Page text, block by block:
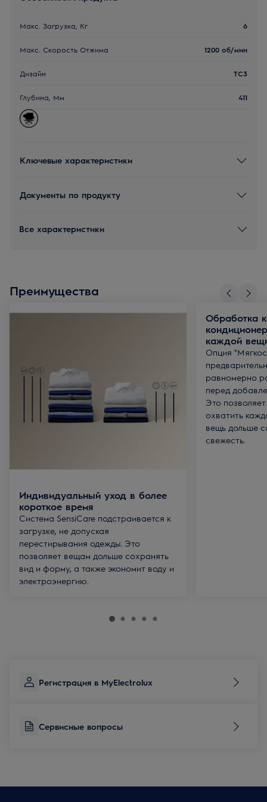
Макс. Загрузка, Кг 6
Макс. Скорость Отжима 1200 об/мин
Дизайн TC3
Глубина, Мм 411
Ключевые характеристики
Документы по продукту
Все характеристики
Преимущества
Индивидуальный уход в более
короткое время
Система SensiCare подстраивается к
загрузке, не допуская
перестирывания одежды. Это
позволяет вещам дольше сохранять
вид и форму, а также экономит воду и
электроэнергию.
Обработка
каждой
Опция
равномерно
перед
Это
охватить
вещь дольше
свежесть.
Регистрация в MyElectrolux
Сервисные вопросы